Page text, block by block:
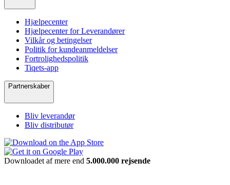
Hjælpecenter
Hjælpecenter for Leverandører
Vilkår og betingelser
Politik for kundeanmeldelser
Fortrolighedspolitik
Tiqets-app
Partnerskaber
Bliv leverandør
Bliv distributør
Downloadet af mere end 5.000.000 rejsende